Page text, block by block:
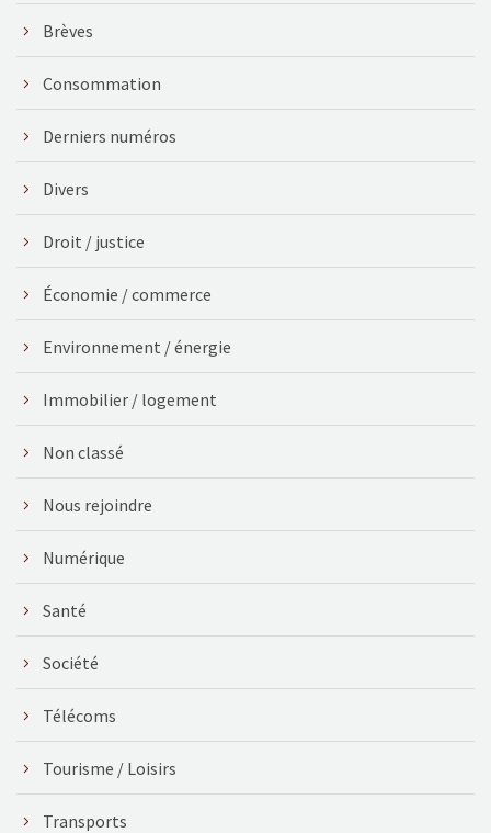
Brèves
Consommation
Derniers numéros
Divers
Droit / justice
Économie / commerce
Environnement / énergie
Immobilier / logement
Non classé
Nous rejoindre
Numérique
Santé
Société
Télécoms
Tourisme / Loisirs
Transports